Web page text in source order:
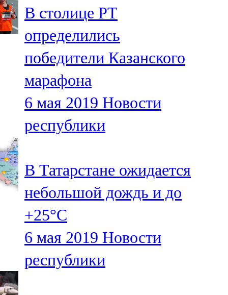
Нурлат
104,7 FM
Олы Әтнә
71,42 FM
Сарман
107,8 FM
106,1 FM
Түбән Кама
102,6 FM
Чирмешән
107,7 FM
В столице РТ
определились
победители Казанского
марафона
6 мая 2019 Новости
республики
В Татарстане ожидается
небольшой дождь и до
+25°С
6 мая 2019 Новости
республики